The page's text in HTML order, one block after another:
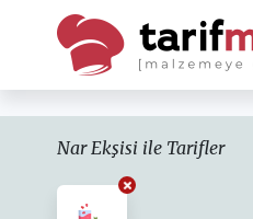
Nar Ekşisi ile Tarifler